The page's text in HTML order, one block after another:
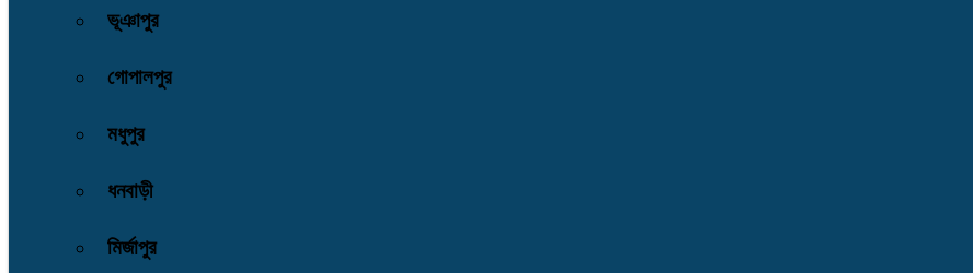
ভূঞাপুর
গোপালপুর
মধুপুর
ধনবাড়ী
মির্জাপুর